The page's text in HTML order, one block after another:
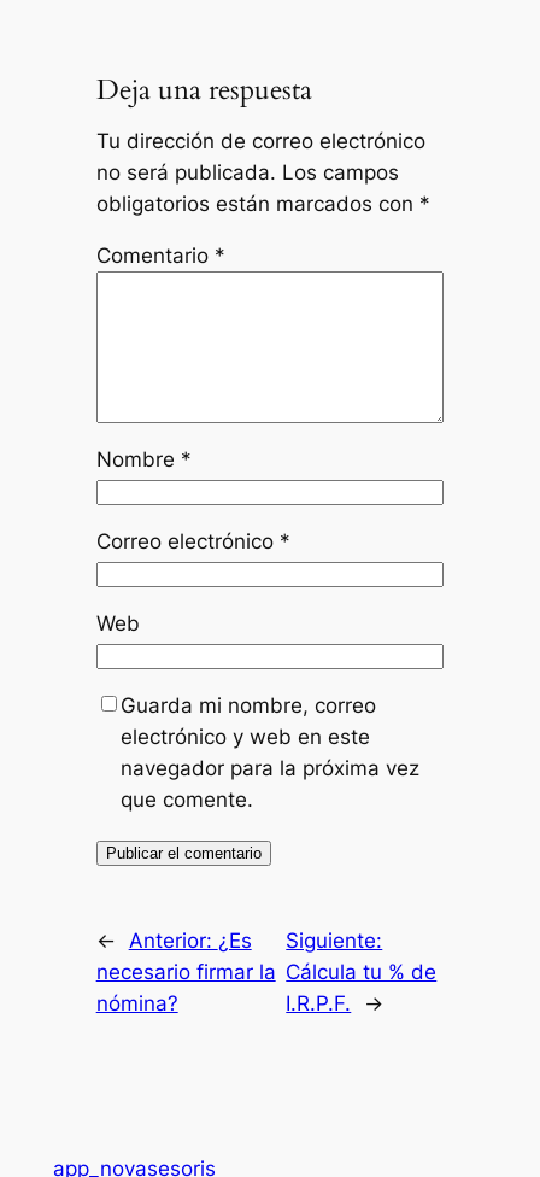
Deja una respuesta
Tu dirección de correo electrónico
no será publicada. Los campos
obligatorios están marcados con *
Comentario *
Nombre *
Correo electrónico *
Web
Guarda mi nombre, correo
electrónico y web en este
navegador para la próxima vez
que comente.
← Anterior: ¿Es
necesario firmar la
nómina?
Siguiente:
Cálcula tu % de
I.R.P.F.
→
app_novasesoris